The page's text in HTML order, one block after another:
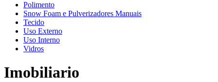
Polimento
Snow Foam e Pulverizadores Manuais
Tecido
Uso Externo
Uso Interno
Vidros
Imobiliario